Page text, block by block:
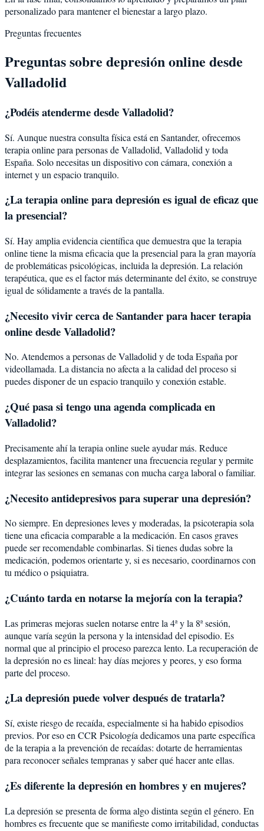
personalizado para mantener el bienestar a largo plazo.
Preguntas frecuentes
Preguntas sobre depresiónonline desde
Valladolid
¿Podéis atenderme desdeValladolid?
Sí. Aunque nuestra consulta física está en Santander, ofrecemos
terapia online para personas deValladolid, Valladolid y toda
España. Solo necesitas un dispositivo con cámara, conexión a
internet y un espacio tranquilo.
¿La terapia online paradepresiónes igual de eficaz que
la presencial?
Sí. Hay amplia evidencia científica que demuestra que la terapia
online tiene la misma eficacia que la presencial para la gran mayoría
de problemáticas psicológicas, incluida la depresión. La relación
terapéutica, que es el factor más determinante del éxito, se construye
igual de sólidamente a través de la pantalla.
¿Necesito vivir cerca de Santander para hacer terapia
online desde Valladolid?
No. Atendemos a personas de Valladolid y de toda España por
videollamada. La distancia no afecta a la calidad del proceso si
puedes disponer de un espacio tranquilo y conexión estable.
¿Qué pasa si tengo una agenda complicada en
Valladolid?
Precisamente ahí la terapia online suele ayudar más. Reduce
desplazamientos, facilita mantener una frecuencia regular y permite
integrar las sesiones en semanas con mucha carga laboral o familiar.
¿Necesito antidepresivos para superar una depresión?
No siempre. En depresiones leves y moderadas, la psicoterapia sola
tiene una eficacia comparable a la medicación. En casos graves
puede ser recomendable combinarlas. Si tienes dudas sobre la
medicación, podemos orientarte y, si es necesario, coordinarnos con
tu médico o psiquiatra.
¿Cuánto tarda en notarse la mejoría con la terapia?
Las primeras mejoras suelen notarse entre la 4ª y la 8ª sesión,
aunque varía según la persona y la intensidad del episodio. Es
normal que al principio el proceso parezca lento. La recuperación de
la depresión no es lineal: hay días mejores y peores, y eso forma
parte del proceso.
¿La depresión puede volver después de tratarla?
Sí, existe riesgo de recaída, especialmente si ha habido episodios
previos. Por eso en CCR Psicología dedicamos una parte específica
de la terapia a la prevención de recaídas: dotarte de herramientas
para reconocer señales tempranas y saber qué hacer ante ellas.
¿Es diferente la depresión en hombres y en mujeres?
La depresión se presenta de forma algo distinta según el género. En
hombres es frecuente que se manifieste como irritabilidad, conductas